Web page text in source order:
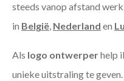
steeds vanop afstand
in België, Nederland en
Als logo ontwerperhelp
unieke uitstraling te